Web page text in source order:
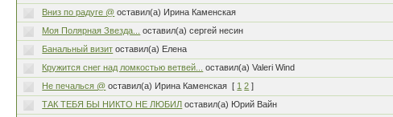
Вниз по радуге @ оставил(а) Ирина Каменская
Моя Полярная Звезда...
оставил(а) сергей несин
Банальный визит оставил(а) Елена
Кружится снег над ломкостью ветвей...
оставил(а) Valeri Wind
Не печалься @ оставил(а) Ирина Каменская [ 1 2 ]
ТАК ТЕБЯ БЫ НИКТО НЕ ЛЮБИЛ оставил(а) Юрий Вайн